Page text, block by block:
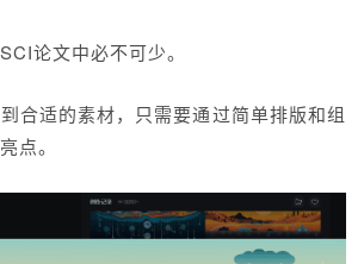
论文中必不可少。
合适的素材，只需要通过简单排版和组
点。